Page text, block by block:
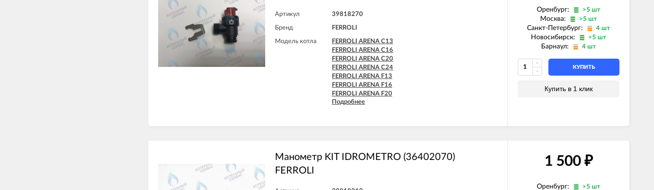
Артикул 39818270
Бренд FERROLI
Модель котла
FERROLI ARENA C13
FERROLI ARENA C16
FERROLI ARENA C20
FERROLI ARENA C24
FERROLI ARENA F13
FERROLI ARENA F16
FERROLI ARENA F20
FERROLI ARENA F24
FERROLI BLUEHELIX TECH 25C
Подробнее
Оренбург: >5 шт
Москва: >5 шт
Санкт-Петербург: 4 шт
Новосибирск: >5 шт
Барнаул: 4 шт
КУПИТЬ
Купить в 1 клик
Манометр KIT IDROMETRO (36402070)
FERROLI
1 500 ₽
Оренбург: >5 шт